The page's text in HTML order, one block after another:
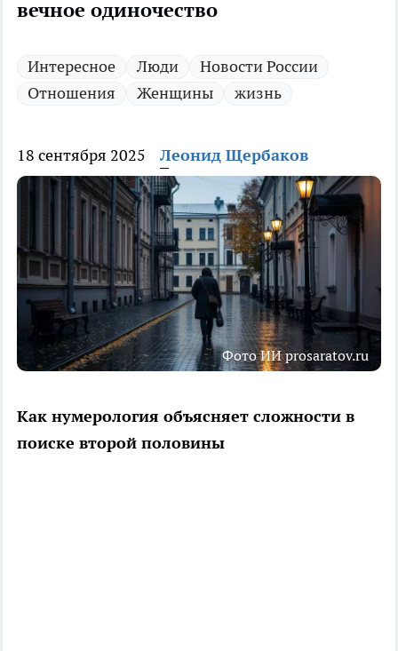
вечное одиночество
Интересное Люди
Новости России
Отношения
Женщины жизнь
18 сентября 2025 Леонид Щербаков
Фото ИИ prosaratov.ru
Как нумерология объясняет сложности в
поиске второй половины